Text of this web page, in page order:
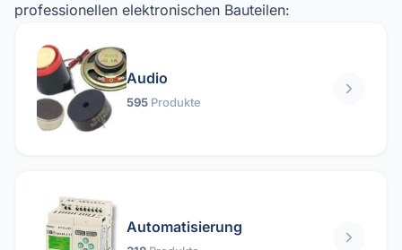
professionellen elektronischen Bauteilen:
Audio
595 Produkte
Automatisierung